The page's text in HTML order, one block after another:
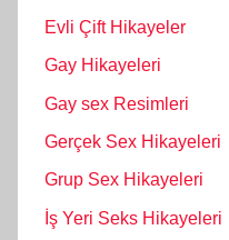
Evli Çift Hikayeler
Gay Hikayeleri
Gay sex Resimleri
Gerçek Sex Hikayeleri
Grup Sex Hikayeleri
İş Yeri Seks Hikayeleri